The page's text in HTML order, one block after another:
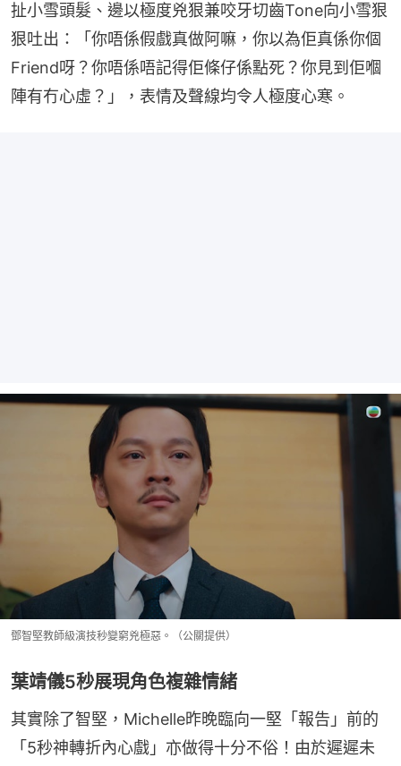
扯小雪頭髮、邊以極度兇狠兼咬牙切齒Tone向小雪狠
狠吐出：「你唔係假戲真做阿嘛，你以為佢真係你個
Friend呀？你唔係唔記得佢條仔係點死？你見到佢嗰
陣有冇心虛？」，表情及聲線均令人極度心寒。
鄧智堅教師級演技秒變窮兇極惡。（公關提供）
葉靖儀5秒展現角色複雜情緒
其實除了智堅，Michelle昨晚臨向一堅「報告」前的
「5秒神轉折內心戲」亦做得十分不俗！由於遲遲未